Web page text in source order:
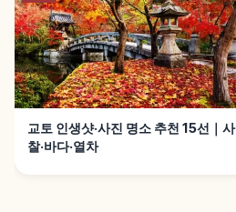
교토 인생샷·사진 명소 추천 15선｜사
찰·바다·열차